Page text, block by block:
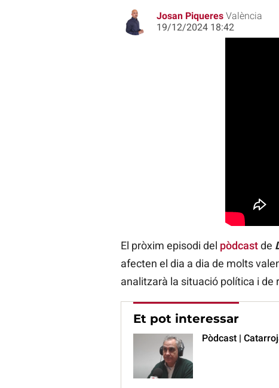
Josan Piqueres València
19/12/2024 18:42
El pròxim episodi del pòdcastde
afecten el dia a dia de molts
analitzarà la situació política i de
Et pot interessar
Pòdcast |